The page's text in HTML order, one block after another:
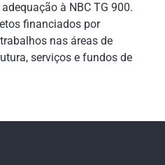
à NBC TG 900.
financiados por
nas áreas de
serviços e fundos de